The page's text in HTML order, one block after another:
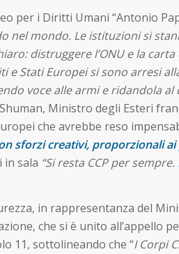
per i Diritti Umani “Antonio
nel mondo. Le istituzioni si
distruggere l’ONU e la
e Stati Europei si sono arresi
voce alle armi e ridandola al
Ministro degli Esteri
che avrebbe reso
sforzi creativi, proporzionali
in sala “Si resta CCP per sempre.
in rappresentanza del
che si è unito all’appello
11, sottolineando che “I Corpi